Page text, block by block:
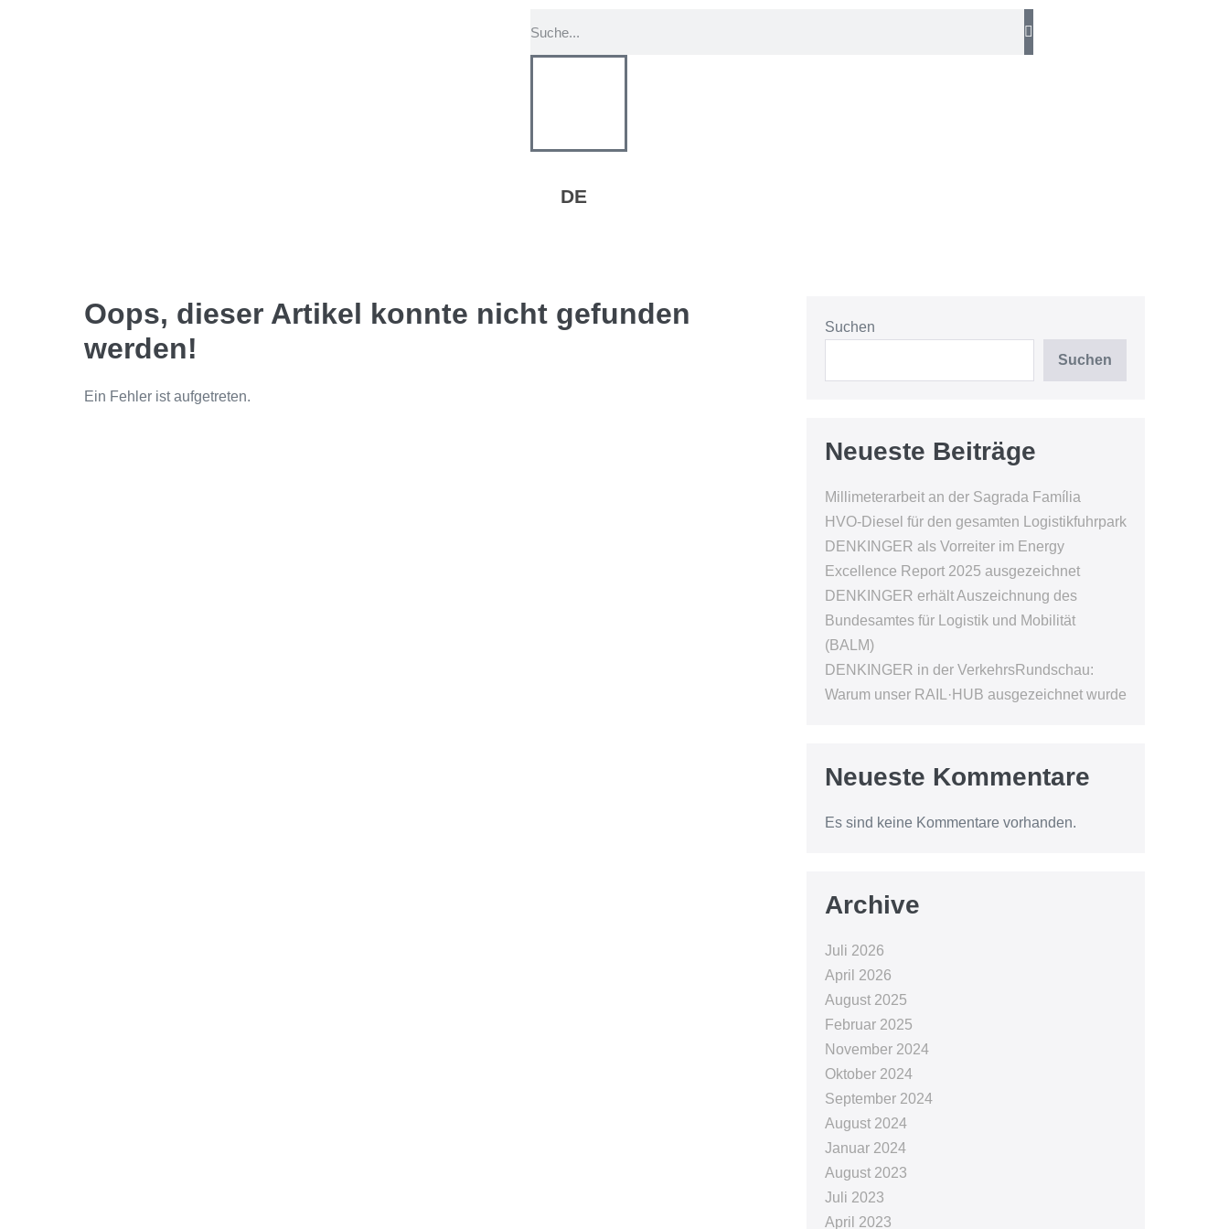
DE
Oops, dieser Artikel konnte nicht gefunden
werden!
Ein Fehler ist aufgetreten.
Suchen
Suchen
Neueste Beiträge
Millimeterarbeit an der Sagrada Família
HVO-Diesel für den gesamten Logistikfuhrpark
DENKINGER als Vorreiter im Energy
Excellence Report 2025 ausgezeichnet
DENKINGER erhält Auszeichnung des
Bundesamtes für Logistik und Mobilität
(BALM)
DENKINGER in der VerkehrsRundschau:
Warum unser RAIL·HUB ausgezeichnet wurde
Neueste Kommentare
Es sind keine Kommentare vorhanden.
Archive
Juli 2026
April 2026
August 2025
Februar 2025
November 2024
Oktober 2024
September 2024
August 2024
Januar 2024
August 2023
Juli 2023
April 2023